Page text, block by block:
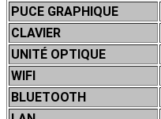
PUCE GRAPHIQUE
CLAVIER
UNITÉ OPTIQUE
WIFI
BLUETOOTH